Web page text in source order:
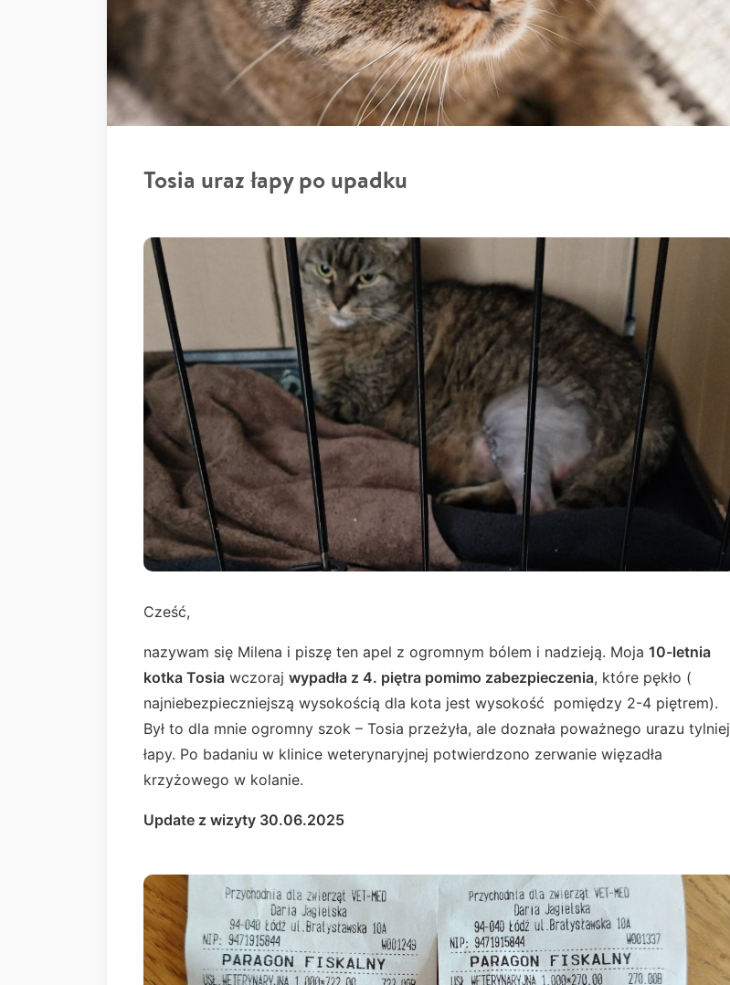
Tosia uraz łapy po upadku
Cześć,
nazywam się Milena i piszę ten apel z ogromnym bólem i nadzieją. Moja 10-letnia
kotka Tosia wczoraj wypadła z 4. piętra pomimo zabezpieczenia, które pękło (
najniebezpieczniejszą wysokością dla kota jest wysokość pomiędzy 2-4 piętrem).
Był to dla mnie ogromny szok – Tosia przeżyła, ale doznała poważnego urazu tylniej
łapy. Po badaniu w klinice weterynaryjnej potwierdzono zerwanie więzadła
krzyżowego w kolanie.
Update z wizyty 30.06.2025